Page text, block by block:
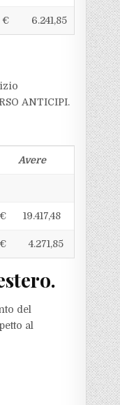
€ 6.241,85
ANTICIPI.
Avere
€ 19.417,48
€ 4.271,85
del
al